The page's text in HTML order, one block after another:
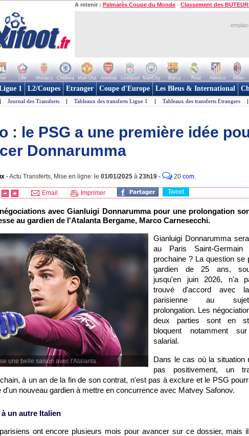
A retenir : Palmarès Coupe du Monde - Classement des
Lille Monaco Chelsea Man Utd Arsenal Liverpool ManCity Barca Real Atletico Milan
1 L2/Coupes Etranger Coupe d'Europe Les Bleus & International
| Journal des Transferts | Tableaux des transferts Ligue 1 | Tableaux des transferts Etrangers |
: le PSG a une première idée
Donnarumma
-Actu Transferts, Mise en ligne: le 01/01/2025 à 23h19 - 20 com.
Email Imprimer Tweet
avec Gianluigi Donnarumma pour une prolongation
au gardien de l'Atalanta Bergame, Marco Carnesecchi.
une belle saison avec l'Atalanta.
Gianluigi Donnarumma
au Paris Saint-
prochaine ? La question se
gardien de 25 ans,
jusqu'en juin 2026, n'a
trouvé d'accord avec
parisienne au
prolongation. Les
deux parties sont en
bloquent notamment
salarial.
Dans le cas où la situation
pas positivement, un
à un an de la fin de son contrat, n'est pas à exclure et le PSG
d'un nouveau gardien à mettre en concurrence avec Matvey Safonov.
un autre Italien
ont encore plusieurs mois pour avancer sur ce dossier, mais